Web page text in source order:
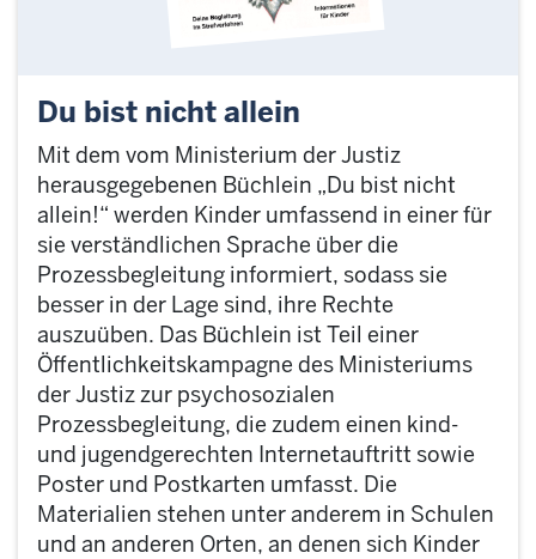
Du bist nicht allein
Mit dem vom Ministerium der Justiz
herausgegebenen Büchlein „Du bist nicht
allein!“ werden Kinder umfassend in einer für
sie verständlichen Sprache über die
Prozessbegleitung informiert, sodass sie
besser in der Lage sind, ihre Rechte
auszuüben. Das Büchlein ist Teil einer
Öffentlichkeitskampagne des Ministeriums
der Justiz zur psychosozialen
Prozessbegleitung, die zudem einen kind-
und jugendgerechten Internetauftritt sowie
Poster und Postkarten umfasst. Die
Materialien stehen unter anderem in Schulen
und an anderen Orten, an denen sich Kinder